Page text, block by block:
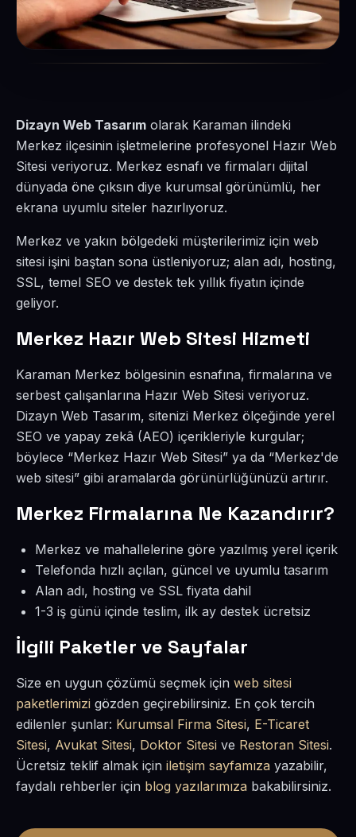
Dizayn Web Tasarım olarak Karaman ilindeki
Merkez ilçesinin işletmelerine profesyonel Hazır Web
Sitesi veriyoruz. Merkez esnafı ve firmaları dijital
dünyada öne çıksın diye kurumsal görünümlü, her
ekrana uyumlu siteler hazırlıyoruz.
Merkez ve yakın bölgedeki müşterilerimiz için web
sitesi işini baştan sona üstleniyoruz; alan adı, hosting,
SSL, temel SEO ve destek tek yıllık fiyatın içinde
geliyor.
Merkez Hazır Web Sitesi Hizmeti
Karaman Merkez bölgesinin esnafına, firmalarına ve
serbest çalışanlarına Hazır Web Sitesi veriyoruz.
Dizayn Web Tasarım, sitenizi Merkez ölçeğinde yerel
SEO ve yapay zekâ (AEO) içerikleriyle kurgular;
böylece “Merkez Hazır Web Sitesi” ya da “Merkez'de
web sitesi” gibi aramalarda görünürlüğünüzü artırır.
Merkez Firmalarına Ne Kazandırır?
Merkez ve mahallelerine göre yazılmış yerel içerik
Telefonda hızlı açılan, güncel ve uyumlu tasarım
Alan adı, hosting ve SSL fiyata dahil
1-3 iş günü içinde teslim, ilk ay destek ücretsiz
İlgili Paketler ve Sayfalar
Size en uygun çözümü seçmek için web sitesi
paketlerimizi gözden geçirebilirsiniz. En çok tercih
edilenler şunlar: Kurumsal Firma Sitesi, E-Ticaret
Sitesi, Avukat Sitesi, Doktor Sitesi ve Restoran Sitesi.
Ücretsiz teklif almak için iletişim sayfamıza yazabilir,
faydalı rehberler için blog yazılarımıza bakabilirsiniz.